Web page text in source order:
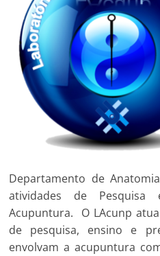
Departamento de
atividades de
Acupuntura. O LAcunp
de pesquisa, ensino e
envolvam a acupuntura